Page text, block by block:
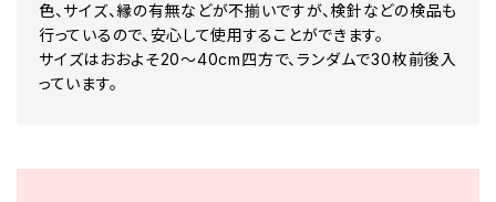
色、サイズ、縁の有無などが不揃いですが、検針などの検品も
行っているので、安心して使用することができます。
サイズはおおよそ20～40cm四方で、ランダムで30枚前後入
っています。